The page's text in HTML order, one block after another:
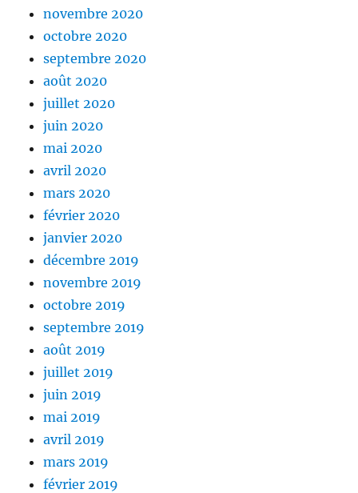
novembre 2020
octobre 2020
septembre 2020
août 2020
juillet 2020
juin 2020
mai 2020
avril 2020
mars 2020
février 2020
janvier 2020
décembre 2019
novembre 2019
octobre 2019
septembre 2019
août 2019
juillet 2019
juin 2019
mai 2019
avril 2019
mars 2019
février 2019